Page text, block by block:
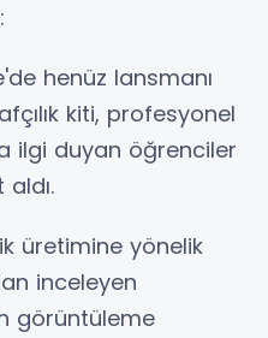
henüz lansmanı
kiti, profesyonel
ilgi duyan öğrenciler
üretimine yönelik
inceleyen
görüntüleme